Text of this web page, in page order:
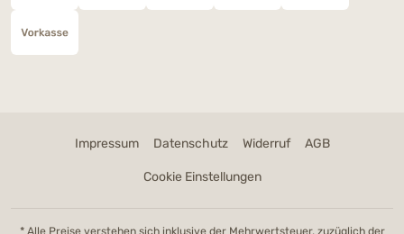
Impressum Datenschutz Widerruf AGB
Cookie Einstellungen
* Alle Preise verstehen sich inklusive der Mehrwertsteuer, zuzüglich der